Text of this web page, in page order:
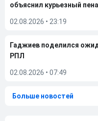
объяснил курьезный
02.08.2026 • 23:19
Гаджиев поделился
РПЛ
02.08.2026 • 07:49
Больше новостей